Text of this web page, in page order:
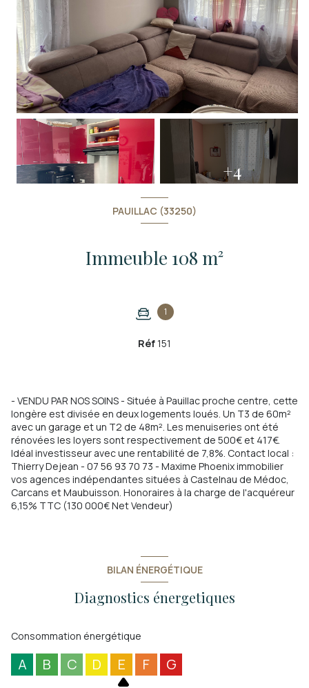
+4
PAUILLAC (33250)
Immeuble 108 m²
1
Réf151
- VENDU PAR NOS SOINS - Située à Pauillac proche centre, cette
longère est divisée en deux logements loués. Un T3 de 60m²
avec un garage et un T2 de 48m². Les menuiseries ont été
rénovées les loyers sont respectivement de 500€ et 417€.
Idéal investisseur avec une rentabilité de 7,8%. Contact local :
Thierry Dejean - 07 56 93 70 73 - Maxime Phoenix immobilier
vos agences indépendantes situées à Castelnau de Médoc,
Carcans et Maubuisson. Honoraires à la charge de l'acquéreur
6,15% TTC (130 000€ Net Vendeur)
BILAN ÉNERGÉTIQUE
Diagnostics énergetiques
Consommation énergétique
A B C D E F G